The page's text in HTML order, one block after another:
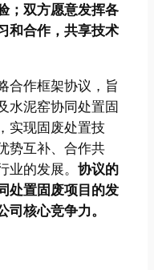
；双方愿意发挥各
和合作，共享技术
合作框架协议，旨
水泥窑协同处置固
实现固废处置技
势互补、合作共
业的发展。协议的
处置固废项目的发
司核心竞争力。